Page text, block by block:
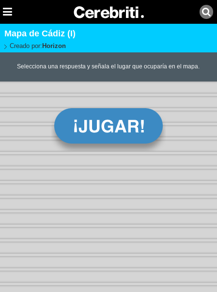
Mapa de Cádiz (I)
Creado por: Horizon
Selecciona una respuesta y señala el lugar que ocuparía en el mapa.